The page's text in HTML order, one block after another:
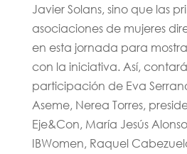
Javier Solans, sino que las
asociaciones de mujeres
en esta jornada para
con la iniciativa. Así,
participación de Eva
Aseme, Nerea Torres,
Eje&Con, María Jesús
IBWomen, Raquel